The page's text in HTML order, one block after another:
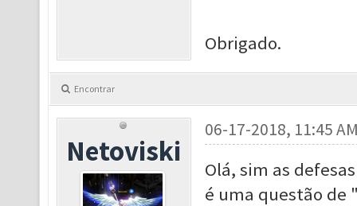
Obrigado.
Encontrar
Netoviski
06-17-2018, 11:45
Olá, sim as
é uma questão de